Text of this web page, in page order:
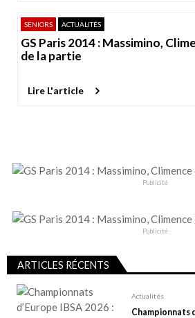
SENIORS ACTUALITÉS
GS Paris 2014 : Massimino,
de la partie
Lire L'article
Publicité
Publicité
ARTICLES RÉCENTS
Actualités
Championnats